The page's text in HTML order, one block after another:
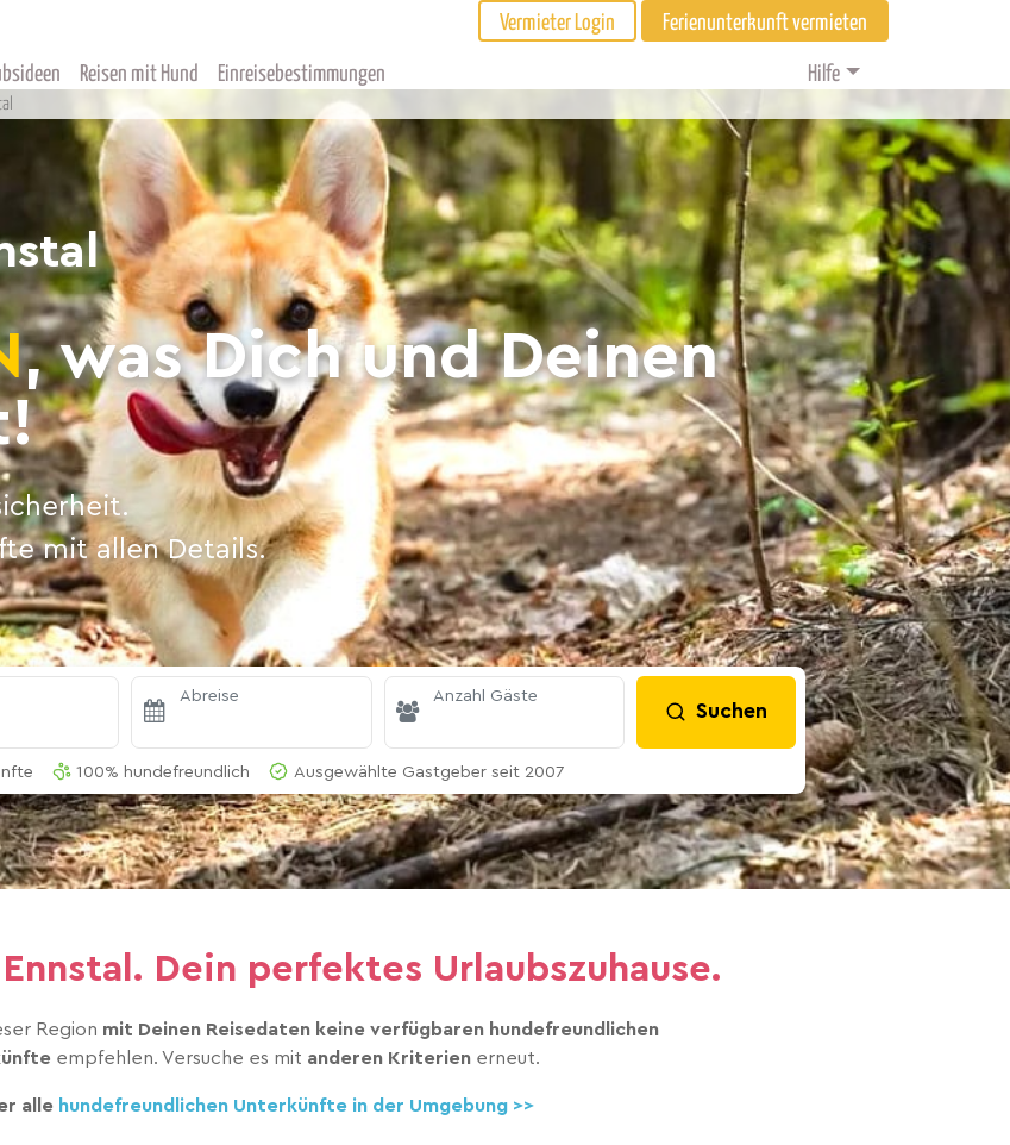
Vermieter Login Ferienunterkunft vermieten
Reisen mit Hund Einreisebestimmungen Hilfe
, was Dich und Deinen
mit allen Details.
Abreise Anzahl Gäste
Suchen
100% hundefreundlich Ausgewählte Gastgeber seit 2007
Dein perfektes Urlaubszuhause.
Region mit Deinen Reisedaten keine verfügbaren hundefreundlichen
empfehlen. Versuche es mit anderen Kriterien erneut.
alle hundefreundlichen Unterkünfte in der Umgebung >>